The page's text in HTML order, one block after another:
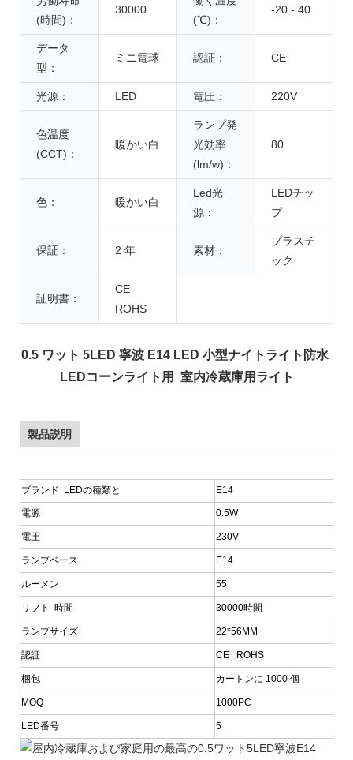
(時間)：
30000
(℃)：
-20 - 40
データ
型：
ミニ電球 認証： CE
光源： LED 電圧： 220V
色温度
(CCT)：
暖かい白
ランプ発
光効率
(lm/w)：
80
色： 暖かい白
Led光
源：
LEDチッ
プ
保証： 2 年 素材：
プラスチ
ック
証明書：
CE
ROHS
0.5 ワット 5LED 寧波 E14 LED 小型ナイトライト防水
LEDコーンライト用 室内冷蔵庫用ライト
製品説明
ブランド LEDの種類と E14
電源 0.5W
電圧 230V
ランプベース E14
ルーメン 55
リフト 時間 30000時間
ランプサイズ 22*56MM
認証 CE ROHS
梱包 カートンに 1000 個
MOQ 1000PC
LED番号 5